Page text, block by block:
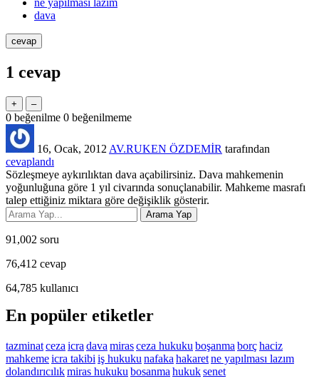
dava
1 cevap
0 beğenilme 0 beğenilmeme
16, Ocak, 2012 AV.RUKEN ÖZDEMİR tarafından
cevaplandı
Sözleşmeye aykırılıktan dava açabilirsiniz. Dava mahkemenin
yoğunluğuna göre 1 yıl civarında sonuçlanabilir. Mahkeme masrafı
talep ettiğiniz miktara göre değişiklik gösterir.
91,002 soru
76,412 cevap
64,785 kullanıcı
En popüler etiketler
tazminatceza icra dava mirasceza hukuku boşanma borçhaciz
mahkemeicra takibi iş hukuku nafaka hakaretne yapılması lazım
dolandırıcılıkmiras hukuku bosanma hukuksenet